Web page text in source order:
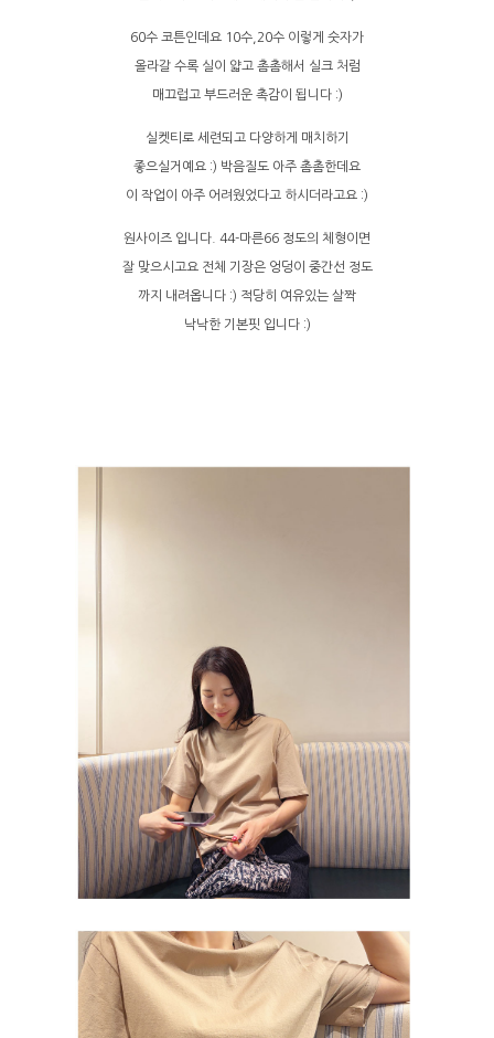
60수 코튼인데요 10수,20수 이렇게 숫자가
올라갈 수록 실이 얇고 촘촘해서 실크 처럼
매끄럽고 부드러운 촉감이 됩니다 :)
실켓티로 세련되고 다양하게 매치하기
좋으실거예요 :) 박음질도 아주 촘촘한데요
이 작업이 아주 어려웠었다고 하시더라고요 :)
원사이즈 입니다. 44-마른66 정도의 체형이면
잘 맞으시고요 전체 기장은 엉덩이 중간선 정도
까지 내려옵니다 :) 적당히 여유있는 살짝
낙낙한 기본핏 입니다 :)